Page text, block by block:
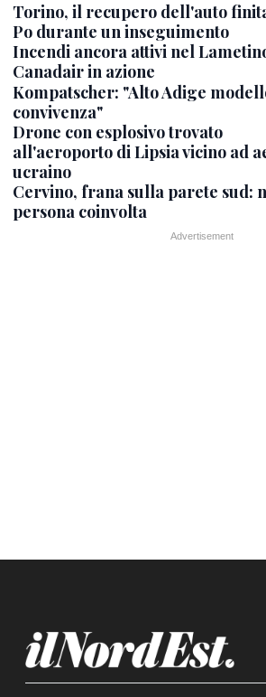
Torino, il recupero dell'auto
Po durante un inseguimento
Incendi ancora attivi nel
Canadair in azione
Kompatscher: "Alto Adige
convivenza"
Drone con esplosivo trovato
all'aeroporto di Lipsia vicino ad
ucraino
Cervino, frana sulla parete sud:
persona coinvolta